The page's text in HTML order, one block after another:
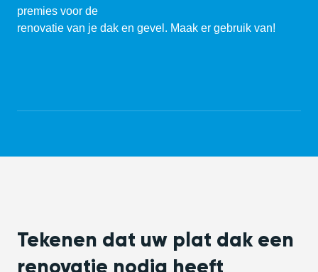
premies voor de
renovatie van je dak en gevel. Maak er gebruik van!
Tekenen dat uw plat dak een
renovatie nodig heeft